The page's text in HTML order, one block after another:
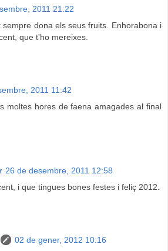
2011 21:22
sempre dona els seus fruits. Enhorabona i
que t'ho mereixes.
2011 11:42
moltes hores de faena amagades al final
26 de desembre, 2011 12:58
i que tingues bones festes i feliç 2012.
02 de gener, 2012 10:16